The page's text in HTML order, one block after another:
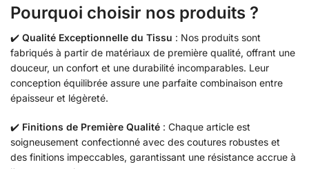
Pourquoi choisir nos produits ?
✔️ Qualité Exceptionnelle du Tissu : Nos produits sont
fabriqués à partir de matériaux de première qualité, offrant une
douceur, un confort et une durabilité incomparables. Leur
conception équilibrée assure une parfaite combinaison entre
épaisseur et légèreté.
✔️ Finitions de Première Qualité : Chaque article est
soigneusement confectionné avec des coutures robustes et
des finitions impeccables, garantissant une résistance accrue à